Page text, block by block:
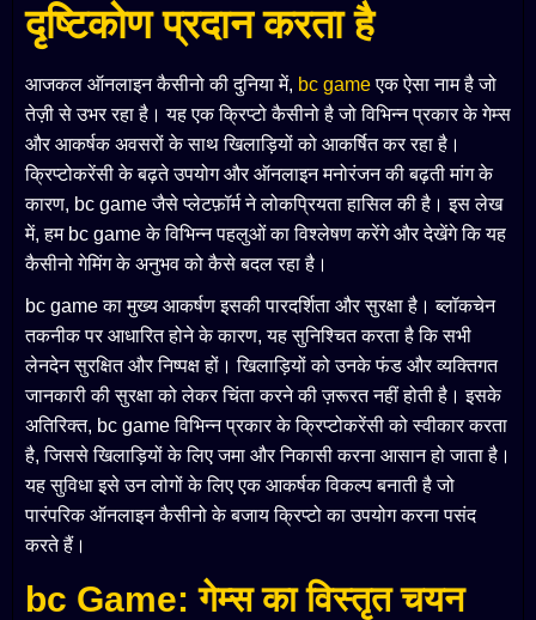
दृष्टिकोण प्रदान करता है
आजकल ऑनलाइन कैसीनो की दुनिया में, bc gameएक ऐसा नाम है जो
तेज़ी से उभर रहा है। यह एक क्रिप्टो कैसीनो है जो विभिन्न प्रकार के गेम्स
और आकर्षक अवसरों के साथ खिलाड़ियों को आकर्षित कर रहा है।
क्रिप्टोकरेंसी के बढ़ते उपयोग और ऑनलाइन मनोरंजन की बढ़ती मांग के
कारण, bc game जैसे प्लेटफ़ॉर्म ने लोकप्रियता हासिल की है। इस लेख
में, हम bc game के विभिन्न पहलुओं का विश्लेषण करेंगे और देखेंगे कि यह
कैसीनो गेमिंग के अनुभव को कैसे बदल रहा है।
bc game का मुख्य आकर्षण इसकी पारदर्शिता और सुरक्षा है। ब्लॉकचेन
तकनीक पर आधारित होने के कारण, यह सुनिश्चित करता है कि सभी
लेनदेन सुरक्षित और निष्पक्ष हों। खिलाड़ियों को उनके फंड और व्यक्तिगत
जानकारी की सुरक्षा को लेकर चिंता करने की ज़रूरत नहीं होती है। इसके
अतिरिक्त, bc game विभिन्न प्रकार के क्रिप्टोकरेंसी को स्वीकार करता
है, जिससे खिलाड़ियों के लिए जमा और निकासी करना आसान हो जाता है।
यह सुविधा इसे उन लोगों के लिए एक आकर्षक विकल्प बनाती है जो
पारंपरिक ऑनलाइन कैसीनो के बजाय क्रिप्टो का उपयोग करना पसंद
करते हैं।
bc Game: गेम्स का विस्तृत चयन